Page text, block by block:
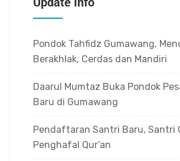
Pondok Tahfidz Gumawang,
Berakhlak, Cerdas dan Mandiri
Daarul Mumtaz Buka Pondok
Baru di Gumawang
Pendaftaran Santri Baru, Santri
Penghafal Qur’an